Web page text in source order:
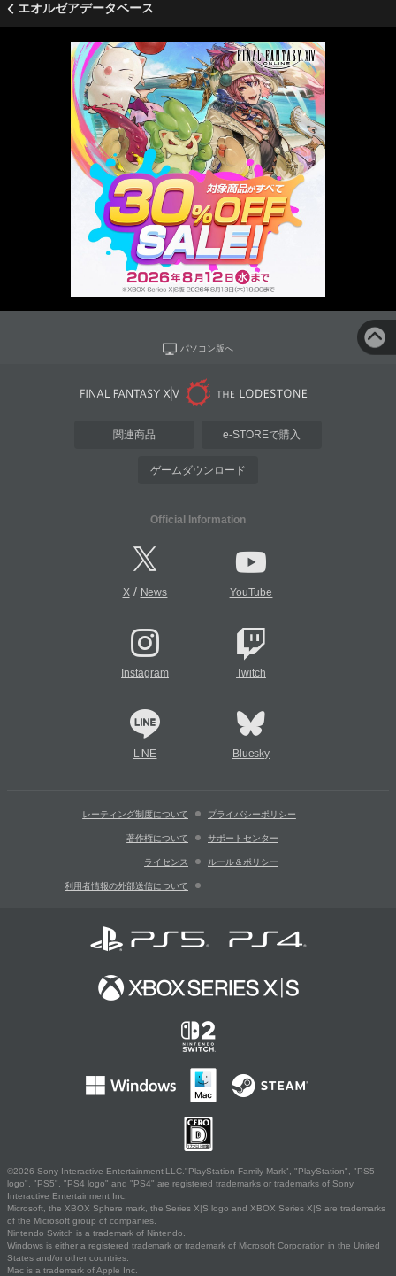
エオルゼアデータベース
パソコン版へ
関連商品 e-STOREで購入
ゲームダウンロード
Official Information
X/ News YouTube
Instagram Twitch
LINE Bluesky
レーティング制度について プライバシーポリシー
著作権について サポートセンター
ライセンス ルール＆ポリシー
利用者情報の外部送信について
©2026 Sony Interactive Entertainment LLC."PlayStation Family Mark", "PlayStation", "PS5
logo", "PS5", "PS4 logo" and "PS4" are registered trademarks or trademarks of Sony
Interactive Entertainment Inc.
Microsoft, the XBOX Sphere mark, the Series X|S logo and XBOX Series X|S are trademarks
of the Microsoft group of companies.
Nintendo Switch is a trademark of Nintendo.
Windows is either a registered trademark or trademark of Microsoft Corporation in the United
States and/or other countries.
Mac is a trademark of Apple Inc.